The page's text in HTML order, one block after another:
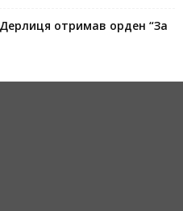
отримав орден “За